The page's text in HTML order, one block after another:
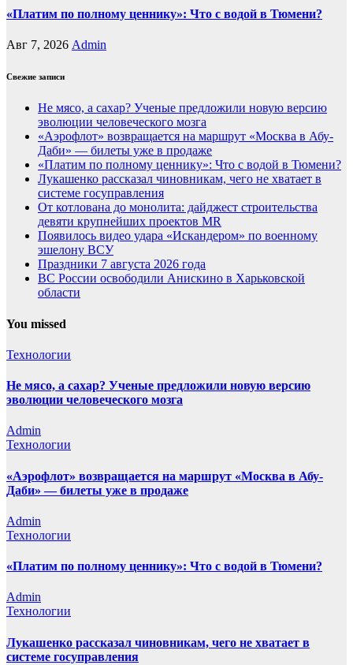
«Платим по полному ценнику»: Что с водой в Тюмени?
Авг 7, 2026 Admin
Свежие записи
Не мясо, а сахар? Ученые предложили новую версию
эволюции человеческого мозга
«Аэрофлот» возвращается на маршрут «Москва в Абу-
Даби» — билеты уже в продаже
«Платим по полному ценнику»: Что с водой в Тюмени?
Лукашенко рассказал чиновникам, чего не хватает в
системе госуправления
От котлована до монолита: дайджест строительства
девяти крупнейших проектов MR
Появилось видео удара «Искандером» по военному
эшелону ВСУ
Праздники 7 августа 2026 года
ВС России освободили Анискино в Харьковской
области
You missed
Технологии
Не мясо, а сахар? Ученые предложили новую версию
эволюции человеческого мозга
Admin
Технологии
«Аэрофлот» возвращается на маршрут «Москва в Абу-
Даби» — билеты уже в продаже
Admin
Технологии
«Платим по полному ценнику»: Что с водой в Тюмени?
Admin
Технологии
Лукашенко рассказал чиновникам, чего не хватает в
системе госуправления